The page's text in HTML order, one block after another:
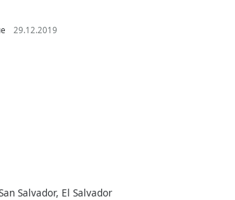
29.12.2019
Salvador, El Salvador